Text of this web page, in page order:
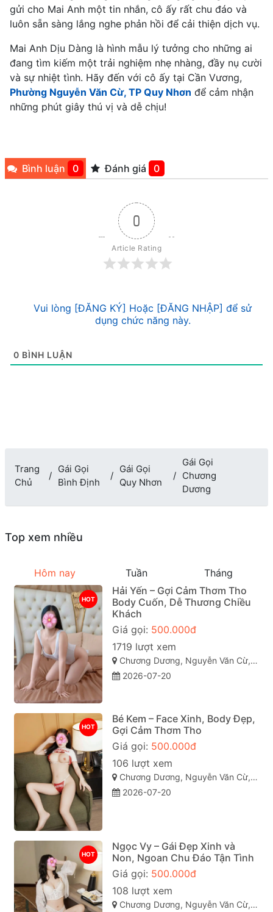
gửi cho Mai Anh một tin nhắn, cô ấy rất chu đáo và
luôn sẵn sàng lắng nghe phản hồi để cải thiện dịch vụ.
Mai Anh Dịu Dàng là hình mẫu lý tưởng cho những ai
đang tìm kiếm một trải nghiệm nhẹ nhàng, đầy nụ cười
và sự nhiệt tình. Hãy đến với cô ấy tại Cần Vương,
Phường Nguyễn Văn Cừ, TP Quy Nhơn để cảm nhận
những phút giây thú vị và dễ chịu!
Bình luận 0 Đánh giá 0
0
Article Rating
Vui lòng [ĐĂNG KÝ] Hoặc [ĐĂNG NHẬP] để sử
dụng chức năng này.
0 BÌNH LUẬN
Trang
Chủ
Gái Gọi
Bình Định
Gái Gọi
Quy Nhơn
Gái Gọi
Chương
Dương
Top xem nhiều
Hôm nay Tuần Tháng
HOT
Hải Yến – Gợi Cảm Thơm Tho
Body Cuốn, Dễ Thương Chiều
Khách
Giá gọi: 500.000đ
1719 lượt xem
Chương Dương, Nguyễn Văn Cừ, Quy Nhơn, Bình Định
2026-07-20
HOT
Bé Kem – Face Xinh, Body Đẹp,
Gợi Cảm Thơm Tho
Giá gọi: 500.000đ
106 lượt xem
Chương Dương, Nguyễn Văn Cừ, Quy Nhơn, Bình Định
2026-07-20
HOT
Ngọc Vy – Gái Đẹp Xinh và
Non, Ngoan Chu Đáo Tận Tình
Giá gọi: 500.000đ
108 lượt xem
Chương Dương, Nguyễn Văn Cừ, Quy Nhơn, Bình Định